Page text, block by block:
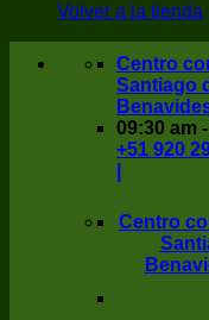
Volver a la tienda
Centro
Santiago
09:30 am
+51 920
Centro